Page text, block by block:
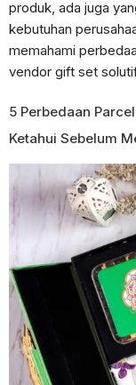
produk, ada juga
kebutuhan
memahami
vendor gift set
5 Perbedaan
Ketahui Sebelum